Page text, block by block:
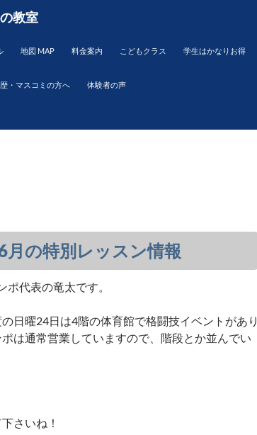
教室
地図 MAP 料金案内 こどもクラス 学生はかなりお得
・マスコミの方へ 体験者の声
月の特別レッスン情報
ポ代表の竜太です。
日曜24日は4階の体育館で格闘技イベントがあり
は通常営業していますので、階段とか並んでい
さいね！